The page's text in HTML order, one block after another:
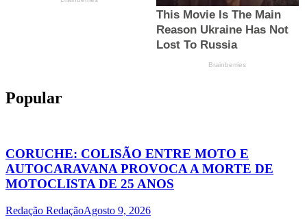
Popular
CORUCHE: COLISÃO ENTRE MOTO E
AUTOCARAVANA PROVOCA A MORTE DE
MOTOCLISTA DE 25 ANOS
Redação RedaçãoAgosto 9, 2026